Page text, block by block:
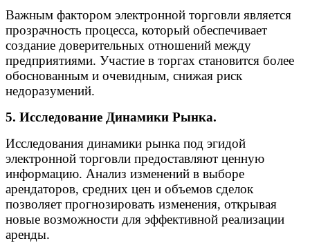
Важным фактором электронной торговли является
прозрачность процесса, который обеспечивает
создание доверительных отношений между
предприятиями. Участие в торгах становится более
обоснованным и очевидным, снижая риск
недоразумений.
5. Исследование Динамики Рынка.
Исследования динамики рынка под эгидой
электронной торговли предоставляют ценную
информацию. Анализ изменений в выборе
арендаторов, средних цен и объемов сделок
позволяет прогнозировать изменения, открывая
новые возможности для эффективной реализации
аренды.